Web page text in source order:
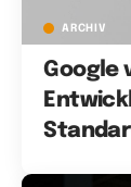
ARCHIV
Google